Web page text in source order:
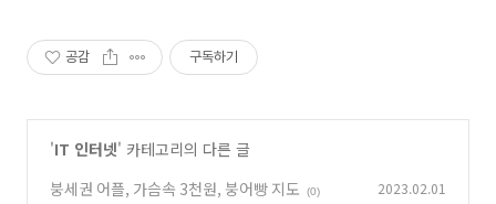
공감 구독하기
'IT 인터넷' 카테고리의 다른 글
붕세권 어플, 가슴속 3천원, 붕어빵 지도
(0) 2023.02.01